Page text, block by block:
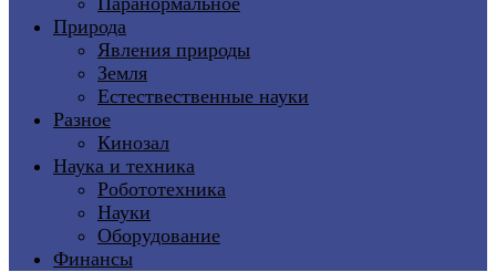
Природа
Явления природы
Земля
Естествественные науки
Разное
Кинозал
Наука и техника
Робототехника
Науки
Оборудование
Финансы